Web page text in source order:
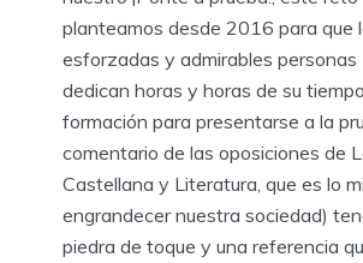
planteamos desde 2016 para que
esforzadas y admirables personas
dedican horas y horas de su
formación para presentarse a la
comentario de las oposiciones de
Castellana y Literatura, que es lo
engrandecer nuestra sociedad)
piedra de toque y una referencia